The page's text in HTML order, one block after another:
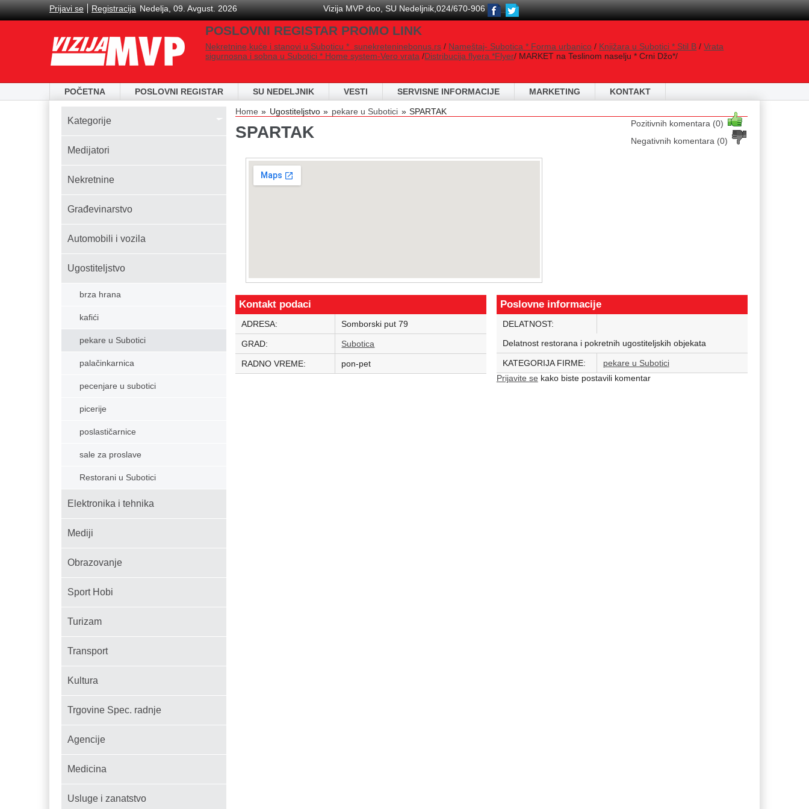
Skip to main content
Prijavi se Registracija Nedelja, 09. Avgust. 2026 Vizija MVP doo, SU Nedeljnik,024/670-906
POSLOVNI REGISTAR PROMO LINK
Nekretnine,kuće i stanovi u Suboticu * sunekreteninebonus.rs / Nameštaj- Subotica * Forma urbanico / Knjižara u Subotici * Stil B /Vrata
sigurnosna i sobna u Subotici * Home system-Vero vrata /Distribucija flyera *Flyer/ MARKET na Teslinom naselju * Crni Džo*/
POČETNA POSLOVNI REGISTAR SU NEDELJNIK VESTI SERVISNE INFORMACIJE MARKETING KONTAKT
You are here
Home Ugostiteljstvo pekare u Subotici SPARTAK
SPARTAK
Pozitivnih komentara (0)
Negativnih komentara (0)
Kontakt podaci
ADRESA: Somborski put 79
GRAD: Subotica
RADNO VREME: pon-pet
Poslovne informacije
DELATNOST:
Delatnost restorana i pokretnih ugostiteljskih objekata
KATEGORIJA FIRME:
pekare u Subotici
Prijavite se kako biste postavili komentar
Kаtegorije
Medijatori
Nekretnine
Građevinarstvo
Automobili i vozila
Ugostiteljstvo
brza hrana
kafići
pekare u Subotici
palačinkarnica
pecenjare u subotici
picerije
poslastičarnice
sale za proslave
Restorani u Subotici
Elektronika i tehnika
Mediji
Obrazovanje
Sport Hobi
Turizam
Transport
Kultura
Trgovine Spec. radnje
Agencije
Medicina
Usluge i zanatstvo